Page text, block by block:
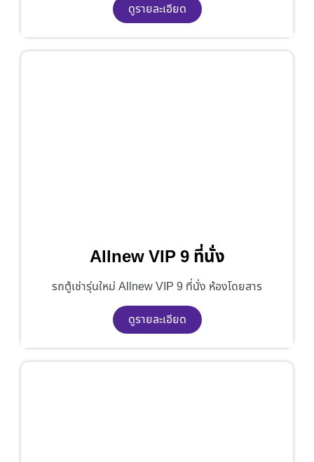
ดูรายละเอียด
Allnew VIP 9 ที่นั่ง
รถตู้เช่ารุ่นใหม่ Allnew VIP 9 ที่นั่ง ห้องโดยสาร
ดูรายละเอียด